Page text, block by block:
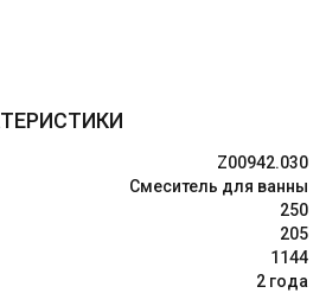
Z00942.030
Смеситель для ванны
250
205
1144
2 года